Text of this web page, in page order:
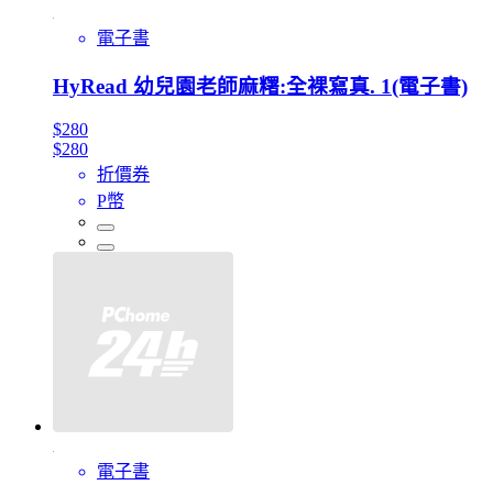
電子書
HyRead 幼兒園老師麻糬:全裸寫真. 1(電子書)
$280
$280
折價券
P幣
電子書